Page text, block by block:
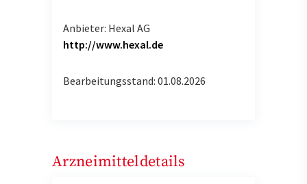
Anbieter: Hexal AG
http://www.hexal.de
Bearbeitungsstand: 01.08.2026
Arzneimitteldetails